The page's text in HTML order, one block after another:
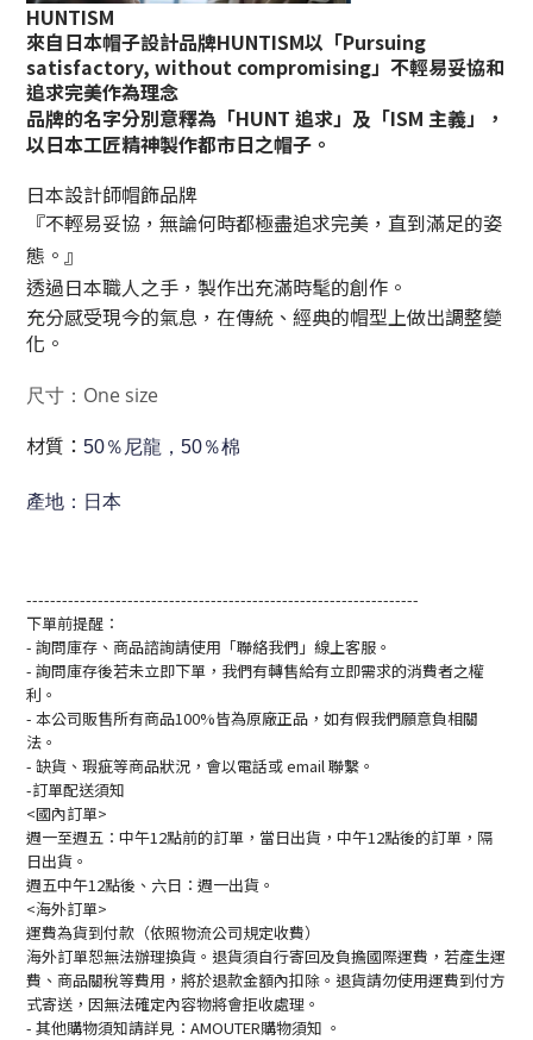
HUNTISM
來自日本帽子設計品牌HUNTISM以「Pursuing
satisfactory, without compromising」不輕易妥協和
追求完美作為理念
品牌的名字分別意釋為「HUNT 追求」及「ISM 主義」，
以日本工匠精神製作都市日之帽子。
日本設計師帽飾品牌
『不輕易妥協，無論何時都極盡追求完美，直到滿足的姿
態。』
透過日本職人之手，製作出充滿時髦的創作。
充分感受現今的氣息，在傳統、經典的帽型上做出調整變
化。
尺寸：One size
材質： 50％尼龍，50％棉
產地：日本
------------------------------------------------------------------
下單前提醒：
- 詢問庫存、商品諮詢請使用「聯絡我們」線上客服。
- 詢問庫存後若未立即下單，我們有轉售給有立即需求的消費者之權
利。
- 本公司販售所有商品100%皆為原廠正品，如有假我們願意負相關
法。
- 缺貨、瑕疵等商品狀況，會以電話或 email 聯繫。
-訂單配送須知
<國內訂單>
週一至週五：中午12點前的訂單，當日出貨，中午12點後的訂單，隔
日出貨。
週五中午12點後、六日：週一出貨。
<海外訂單>
運費為貨到付款（依照物流公司規定收費）
海外訂單恕無法辦理換貨。退貨須自行寄回及負擔國際運費，若產生運
費、商品關稅等費用，將於退款金額內扣除。退貨請勿使用運費到付方
式寄送，因無法確定內容物將會拒收處理。
- 其他購物須知請詳見： AMOUTER購物須知 。